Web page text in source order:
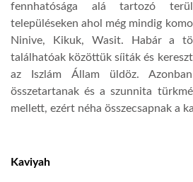
fennhatósága alá tartozó
településeken ahol még mindig
Ninive, Kikuk, Wasit. Habár a
találhatóak közöttük síiták és
az Iszlám Állam üldöz.
összetartanak és a szunnita
mellett, ezért néha összecsapnak a
Kaviyah